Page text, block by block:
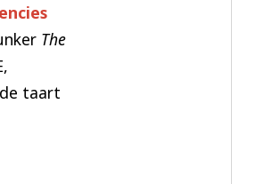
The
taart